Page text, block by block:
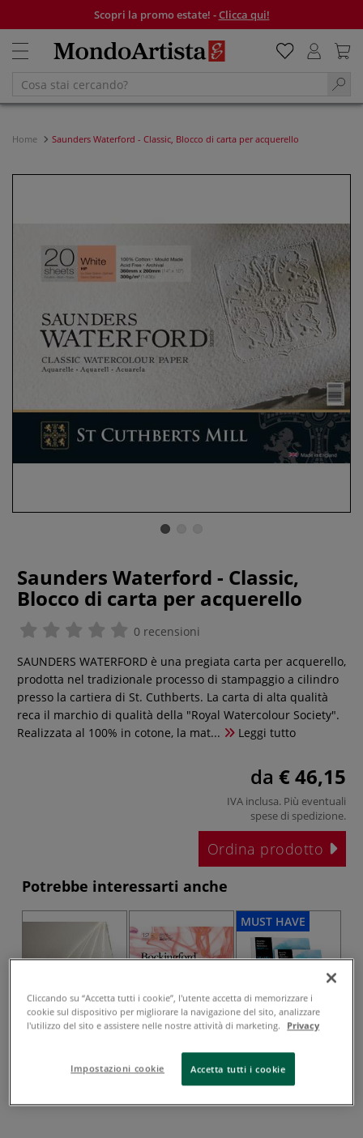
Scopri la promo estate! -Clicca qui!
Home Saunders Waterford - Classic, Blocco di carta per acquerello
Saunders Waterford - Classic,
Blocco di carta per acquerello
0 recensioni
SAUNDERS WATERFORD è una pregiata carta per acquerello,
prodotta nel tradizionale processo di stampaggio a cilindro
presso la cartiera di St. Cuthberts. La carta di alta qualità
reca il marchio di qualità della "Royal Watercolour Society".
Realizzata al 100% in cotone, la mat...
Leggi tutto
da € 46,15
IVA inclusa. Più eventuali
spese di spedizione.
Ordina prodotto
Potrebbe interessarti anche
Waterford - Carta
per acquerello,
Bockingford
Watercolour
Paper - Blocco per
acquerello 300
MUST HAVE
I Love Art - Blocco
di carta per
acquerello
Cliccando su “Accetta tutti i cookie”, l'utente accetta di memorizzare i
cookie sul dispositivo per migliorare la navigazione del sito, analizzare
l'utilizzo del sito e assistere nelle nostre attività di marketing.
Privacy
Impostazioni cookie Accetta tutti i cookie